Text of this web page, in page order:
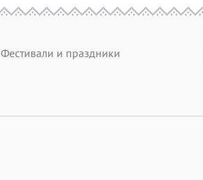
Фестивали и праздники